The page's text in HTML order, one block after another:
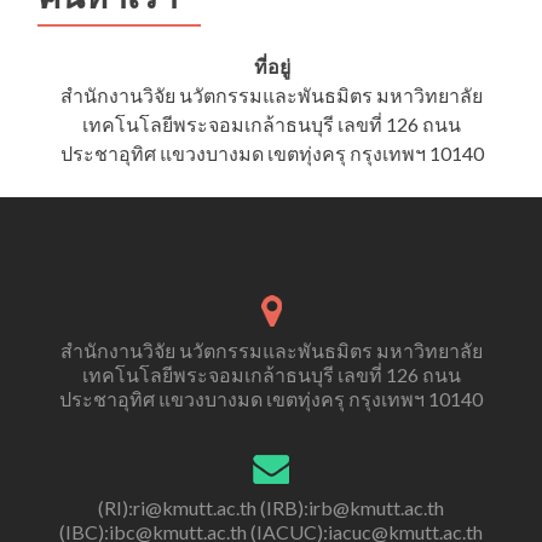
วิจัย
CITI
Program
ที่อยู่
สำนักงานวิจัย นวัตกรรมและพันธมิตร มหาวิทยาลัย
เทคโนโลยีพระจอมเกล้าธนบุรี เลขที่ 126 ถนน
ประชาอุทิศ แขวงบางมด เขตทุ่งครุ กรุงเทพฯ 10140
สำนักงานวิจัย นวัตกรรมและพันธมิตร มหาวิทยาลัย
เทคโนโลยีพระจอมเกล้าธนบุรี เลขที่ 126 ถนน
ประชาอุทิศ แขวงบางมด เขตทุ่งครุ กรุงเทพฯ 10140
(RI):ri@kmutt.ac.th (IRB):irb@kmutt.ac.th
(IBC):ibc@kmutt.ac.th (IACUC):iacuc@kmutt.ac.th